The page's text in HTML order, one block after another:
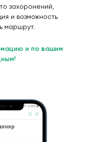
захоронений,
и возможность
маршрут.
и по вашим